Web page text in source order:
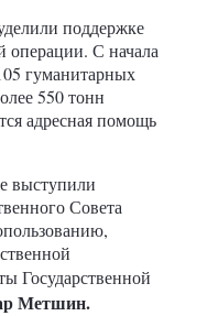
поддержке
операции. С начала
гуманитарных
550 тонн
адресная помощь
выступили
Совета
Государственной
Метшин.